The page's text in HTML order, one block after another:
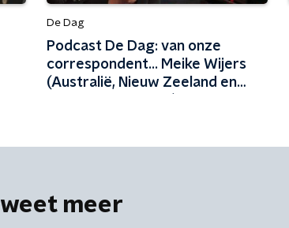
De Dag
Podcast De Dag: van onze
correspondent... Meike Wijers
(Australië, Nieuw Zeeland en
weet meer